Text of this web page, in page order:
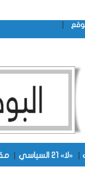
«لا» 21 السياسي